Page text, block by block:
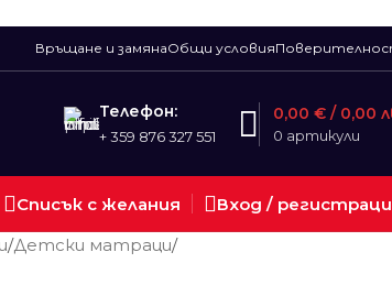
Връщане и замянаОбщи условия
Телефон:
+ 359 876 327 551 0 артикули
0,00 € / 0,00
Списък с желания
Вход /
/Детски матраци/